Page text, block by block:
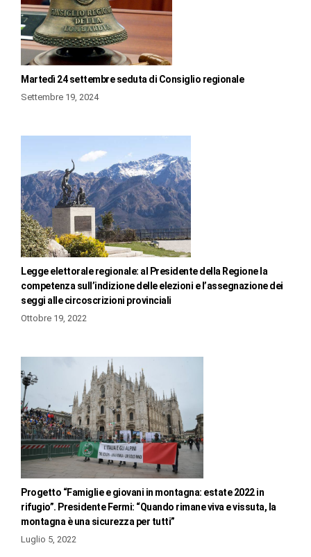
Martedì 24 settembre seduta di Consiglio regionale
Settembre 19, 2024
Legge elettorale regionale: al Presidente della Regione la
competenza sull’indizione delle elezioni e l’assegnazione dei
seggi alle circoscrizioni provinciali
Ottobre 19, 2022
Progetto “Famiglie e giovani in montagna: estate 2022 in
rifugio”. Presidente Fermi: “Quando rimane viva e vissuta, la
montagna è una sicurezza per tutti”
Luglio 5, 2022